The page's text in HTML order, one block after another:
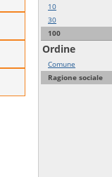
10
30
100
Ordine
Comune
Ragione sociale